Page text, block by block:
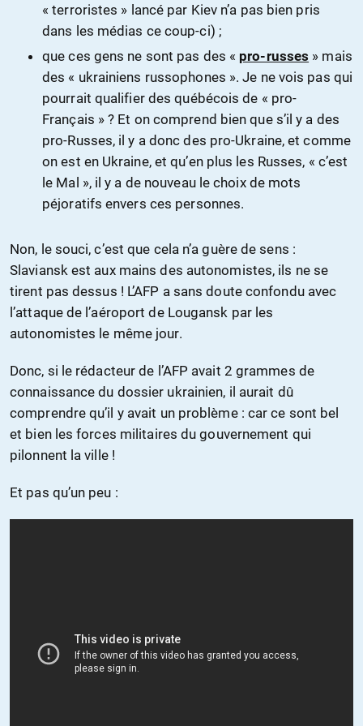
« terroristes » lancé par Kiev n’a pas bien pris
dans les médias ce coup-ci) ;
que ces gens ne sont pas des « pro-russes » mais
des « ukrainiens russophones ». Je ne vois pas qui
pourrait qualifier des québécois de « pro-
Français » ? Et on comprend bien que s’il y a des
pro-Russes, il y a donc des pro-Ukraine, et comme
on est en Ukraine, et qu’en plus les Russes, « c’est
le Mal », il y a de nouveau le choix de mots
péjoratifs envers ces personnes.
Non, le souci, c’est que cela n’a guère de sens :
Slaviansk est aux mains des autonomistes, ils ne se
tirent pas dessus ! L’AFP a sans doute confondu avec
l’attaque de l’aéroport de Lougansk par les
autonomistes le même jour.
Donc, si le rédacteur de l’AFP avait 2 grammes de
connaissance du dossier ukrainien, il aurait dû
comprendre qu’il y avait un problème : car ce sont bel
et bien les forces militaires du gouvernement qui
pilonnent la ville !
Et pas qu’un peu :